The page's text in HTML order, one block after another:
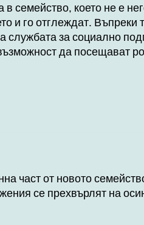
семейство, което не е
и го отглеждат. Въпреки
службата за социално
да посещават
част от новото
се прехвърлят на